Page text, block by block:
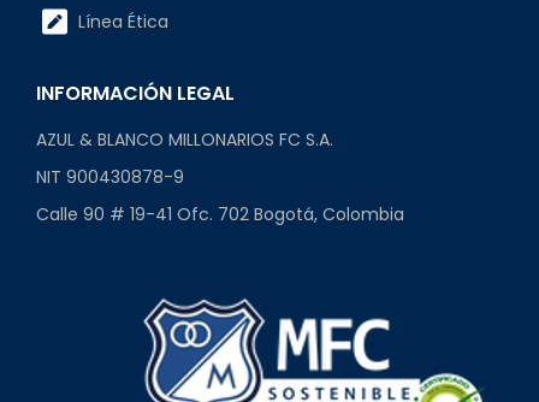
Línea Ética
INFORMACIÓN LEGAL
AZUL & BLANCO MILLONARIOS FC S.A.
NIT 900430878-9
Calle 90 # 19-41 Ofc. 702 Bogotá, Colombia